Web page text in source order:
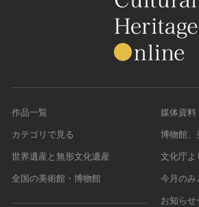
作品一覧
カテゴリで見る
世界遺産と無形文化遺産
全国の美術館・博物館
媒体資料
博物館、
文化庁よ
今月のみ
お知らせ